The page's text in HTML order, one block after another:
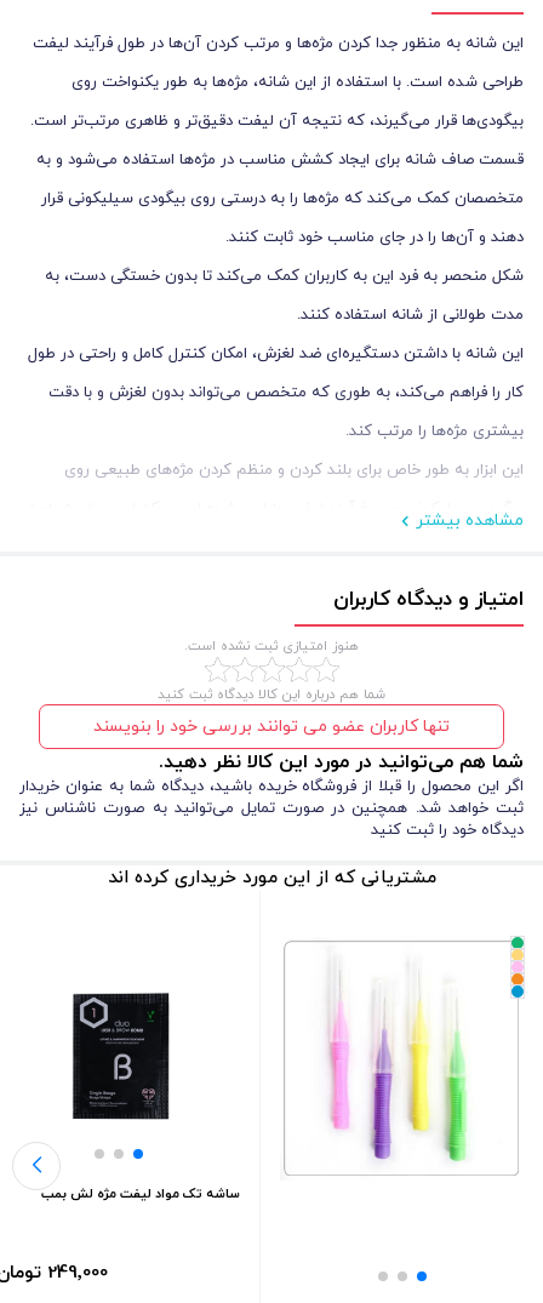
این شانه به منظور جدا کردن مژه‌ها و مرتب کردن آن‌ها در طول فرآیند لیفت
طراحی شده است. با استفاده از این شانه، مژه‌ها به طور یکنواخت روی
بیگودی‌ها قرار می‌گیرند، که نتیجه آن لیفت دقیق‌تر و ظاهری مرتب‌تر است.
قسمت صاف شانه برای ایجاد کشش مناسب در مژه‌ها استفاده می‌شود و به
متخصصان کمک می‌کند که مژه‌ها را به درستی روی بیگودی سیلیکونی قرار
دهند و آن‌ها را در جای مناسب خود ثابت کنند.
شکل منحصر به فرد این به کاربران کمک می‌کند تا بدون خستگی دست، به
مدت طولانی از شانه استفاده کنند.
این شانه با داشتن دستگیره‌ای ضد لغزش، امکان کنترل کامل و راحتی در طول
کار را فراهم می‌کند، به طوری که متخصص می‌تواند بدون لغزش و با دقت
بیشتری مژه‌ها را مرتب کند.
این ابزار به طور خاص برای بلند کردن و منظم کردن مژه‌های طبیعی روی
بیگودی سیلیکونی حین فرآیند لیفت طراحی شده است، که این موضوع باعث
این شانه از مواد با کیفیت و مقاوم ساخته شده است که در برابر مواد
شیمیایی مورد استفاده در فرآیند لیفت مقاوم است و طول عمر بالایی دارد
مشاهده بیشتر
امتیاز و دیدگاه کاربران
هنوز امتیازی ثبت نشده است.
شما هم درباره این کالا دیدگاه ثبت کنید
تنها کاربران عضو می توانند بررسی خود را بنویسند
شما هم می‌توانید در مورد این کالا نظر دهید.
اگر این محصول را قبلا از فروشگاه خریده باشید، دیدگاه شما به عنوان خریدار
ثبت خواهد شد. همچنین در صورت تمایل می‌توانید به صورت ناشناس نیز
دیدگاه خود را ثبت کنید
مشتریانی که از این مورد خریداری کرده اند
ساشه تک مواد لیفت مژه لش بمب
249٬000 تومان